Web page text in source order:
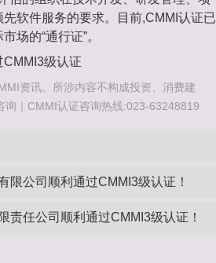
软件服务的要求。目前,CMMI认证已
场的“通行证”。
级认证
资讯。所涉内容不构成投资、消费建
｜CMMI认证咨询热线:023-63248819
限公司顺利通过CMMI3级认证！
责任公司顺利通过CMMI3级认证！